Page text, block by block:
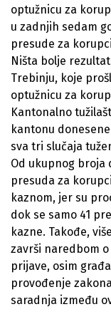
optužnicu za
u zadnjih sedam
presude za
Ništa bolje
Trebinju, koje
optužnicu za
Kantonalno
kantonu
sva tri slučaja
Od ukupnog broja
presuda za
kaznom, jer su
dok se samo 41
kazne. Takođe,
završi naredbom
prijave, osim
provođenje
saradnja između